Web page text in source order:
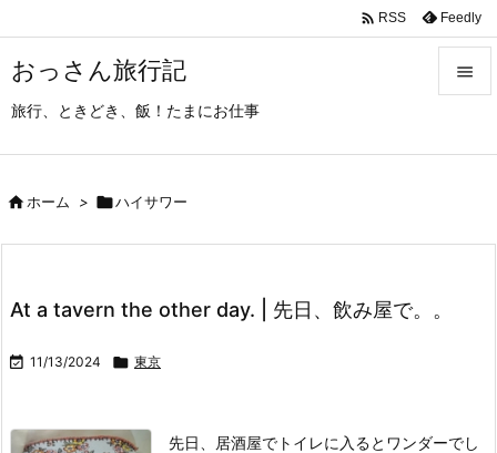
おっさん旅行記
旅行、ときどき、飯！たまにお仕事

 RSS Feedly
ホーム > ハイサワー
At a tavern the other day. | 先日、飲み屋で。。
 11/13/2024  東京
先日、居酒屋でトイレに入るとワンダーでし